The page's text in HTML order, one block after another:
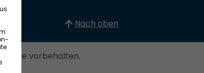
Nach oben
vorbehalten.